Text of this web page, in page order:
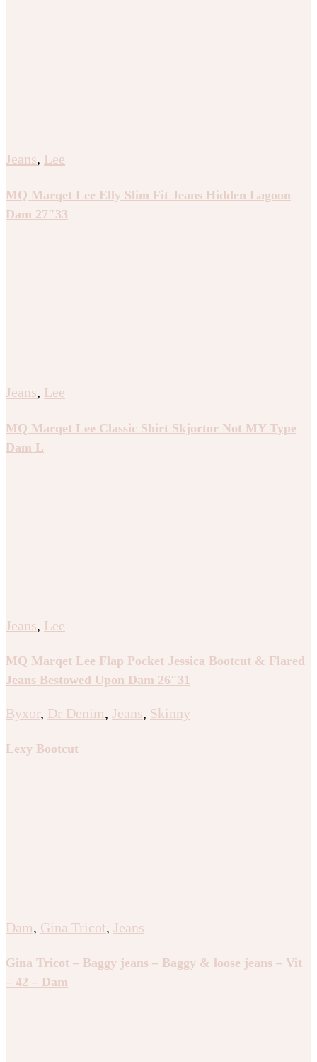
Jeans, Lee
MQ Marqet Lee Elly Slim Fit Jeans Hidden Lagoon
Dam 27″33
Jeans, Lee
MQ Marqet Lee Classic Shirt Skjortor Not MY Type
Dam L
Jeans, Lee
MQ Marqet Lee Flap Pocket Jessica Bootcut & Flared
Jeans Bestowed Upon Dam 26″31
Byxor, Dr Denim, Jeans, Skinny
Lexy Bootcut
Dam, Gina Tricot, Jeans
Gina Tricot – Baggy jeans – Baggy & loose jeans – Vit
– 42 – Dam